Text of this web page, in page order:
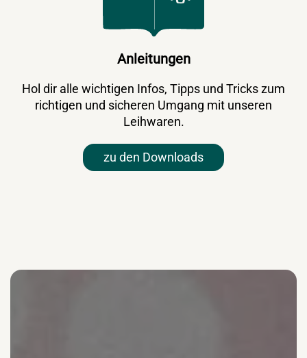
Anleitungen
Hol dir alle wichtigen Infos, Tipps und Tricks zum
richtigen und sicheren Umgang mit unseren
Leihwaren.
zu den Downloads